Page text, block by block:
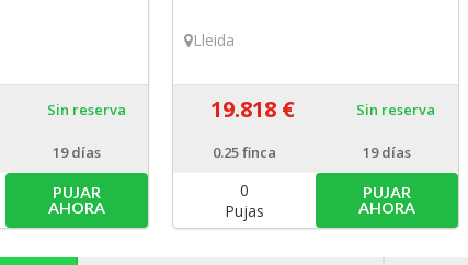
Sin reserva
19 días
PUJAR
AHORA
Lleida
19.818 € Sin reserva
0.25finca 19 días
0
Pujas
PUJAR
AHORA